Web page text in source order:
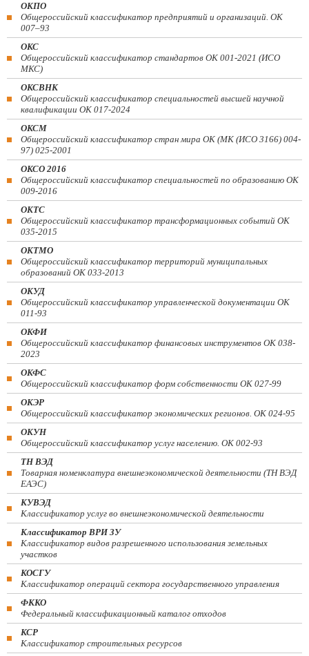
ОКПО
Общероссийский классификатор предприятий и организаций. ОК
007–93
ОКС
Общероссийский классификатор стандартов ОК 001-2021 (ИСО
МКС)
ОКСВНК
Общероссийский классификатор специальностей высшей научной
квалификации ОК 017-2024
ОКСМ
Общероссийский классификатор стран мира ОК (МК (ИСО 3166) 004-
97) 025-2001
ОКСО 2016
Общероссийский классификатор специальностей по образованию ОК
009-2016
ОКТС
Общероссийский классификатор трансформационных событий ОК
035-2015
ОКТМО
Общероссийский классификатор территорий муниципальных
образований ОК 033-2013
ОКУД
Общероссийский классификатор управленческой документации ОК
011-93
ОКФИ
Общероссийский классификатор финансовых инструментов OK 038-
2023
ОКФС
Общероссийский классификатор форм собственности ОК 027-99
ОКЭР
Общероссийский классификатор экономических регионов. ОК 024-95
ОКУН
Общероссийский классификатор услуг населению. ОК 002-93
ТН ВЭД
Товарная номенклатура внешнеэкономической деятельности (ТН ВЭД
ЕАЭС)
КУВЭД
Классификатор услуг во внешнеэкономической деятельности
Классификатор ВРИ ЗУ
Классификатор видов разрешенного использования земельных
участков
КОСГУ
Классификатор операций сектора государственного управления
ФККО
Федеральный классификационный каталог отходов
КСР
Классификатор строительных ресурсов